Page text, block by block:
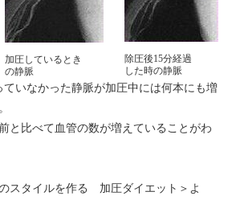
加圧しているとき
の静脈
除圧後15分経過
した時の静脈
ていなかった静脈が加圧中には何本にも増
と比べて血管の数が増えていることがわ
スタイルを作る 加圧ダイエット＞よ